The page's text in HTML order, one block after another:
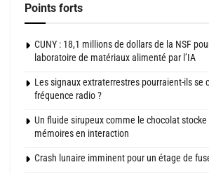
Points forts
CUNY : 18,1 millions de dollars de la NSF
laboratoire de matériaux alimenté par l’IA
Les signaux extraterrestres pourraient-ils se
fréquence radio ?
Un fluide sirupeux comme le chocolat
mémoires en interaction
Crash lunaire imminent pour un étage de